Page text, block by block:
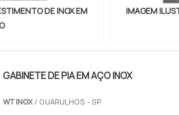
DE INOX EM
IMAGEM
GABINETE DE PIA EM AÇO INOX
WT INOX/ GUARULHOS - SP